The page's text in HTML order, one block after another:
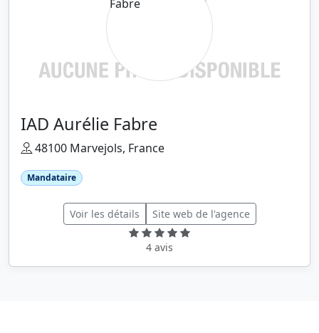
IAD Aurélie Fabre
48100 Marvejols, France
Mandataire
Voir les détails Site web de l'agence
4 avis